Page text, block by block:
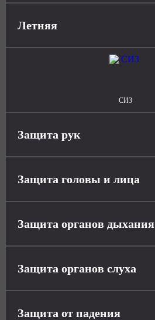
Летняя
СИЗ
Защита рук
Защита головы и лица
Защита органов дыхания
Защита органов слуха
Защита от падения